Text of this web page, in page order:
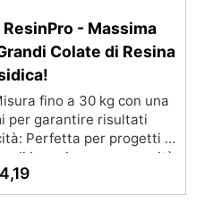
- Massima
Colate di Resina
fino a 30 kg con una
per garantire risultati
Perfetta per progetti di
in resina, con capacità
Superiore: Minimizza il
gli errori per risultati